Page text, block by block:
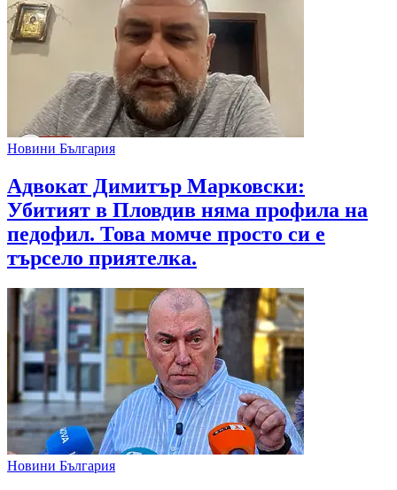
Новини България
Адвокат Димитър Марковски:
Убитият в Пловдив няма профила на
педофил. Това момче просто си е
търсело приятелка.
Новини България